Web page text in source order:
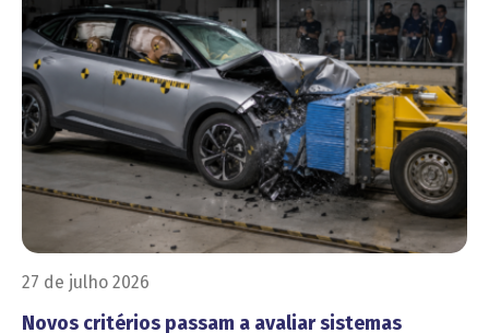
27 de julho 2026
Novos critérios passam a avaliar sistemas